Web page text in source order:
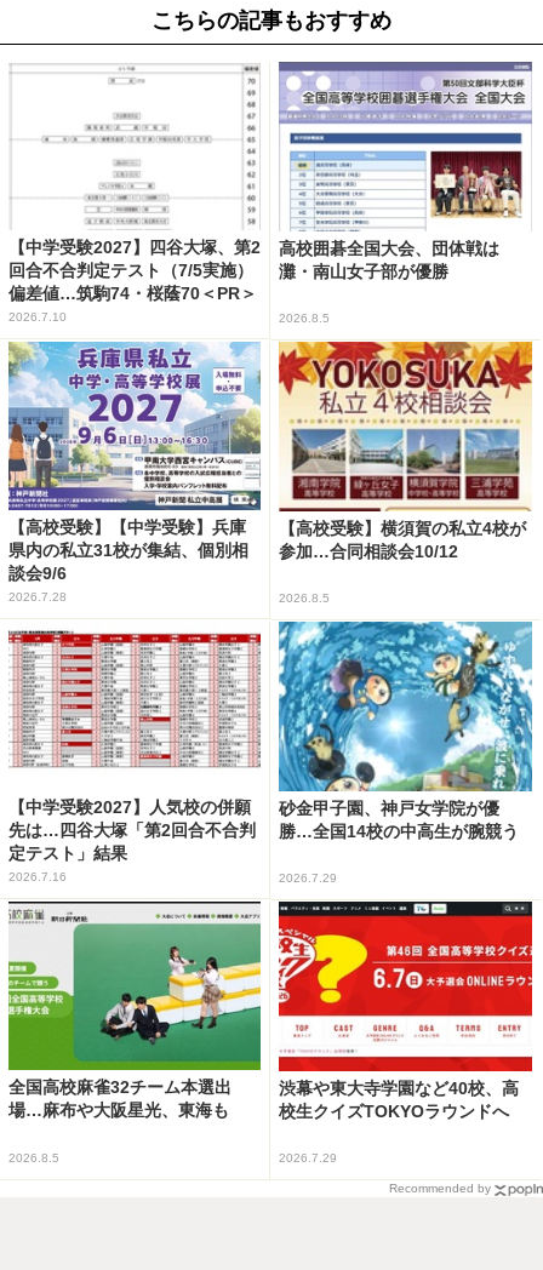
こちらの記事もおすすめ
【中学受験2027】四谷大塚、第2
回合不合判定テスト（7/5実施）
偏差値…筑駒74・桜蔭70＜PR＞
2026.7.10
高校囲碁全国大会、団体戦は
灘・南山女子部が優勝
2026.8.5
【高校受験】【中学受験】兵庫
県内の私立31校が集結、個別相
談会9/6
2026.7.28
【高校受験】横須賀の私立4校が
参加…合同相談会10/12
2026.8.5
【中学受験2027】人気校の併願
先は…四谷大塚「第2回合不合判
定テスト」結果
2026.7.16
砂金甲子園、神戸女学院が優
勝…全国14校の中高生が腕競う
2026.7.29
全国高校麻雀32チーム本選出
場…麻布や大阪星光、東海も
2026.8.5
渋幕や東大寺学園など40校、高
校生クイズTOKYOラウンドへ
2026.7.29
Recommended by